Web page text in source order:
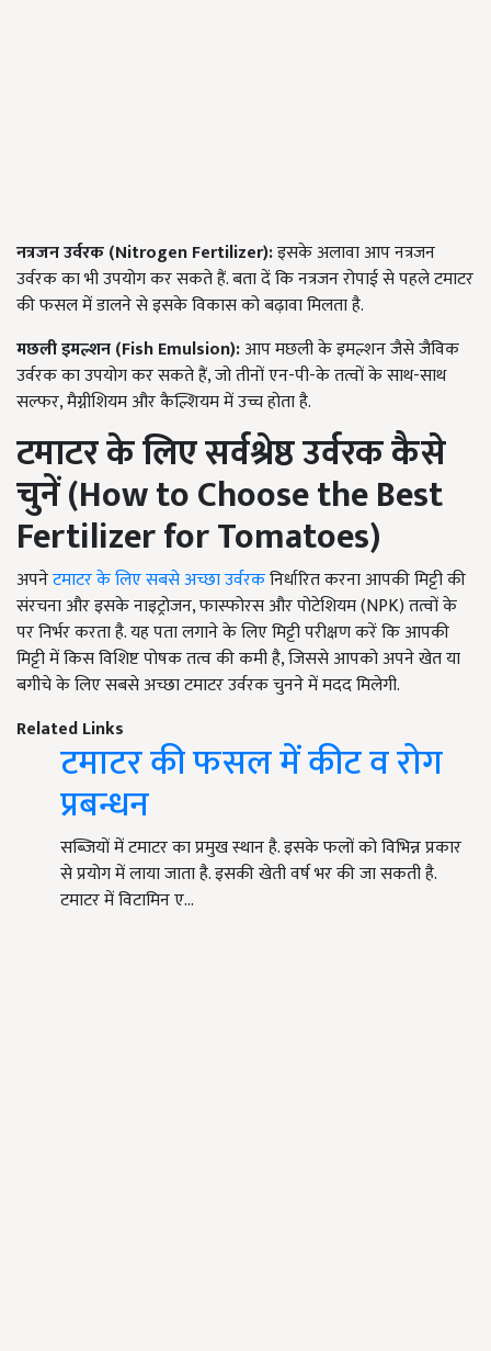
नत्रजन उर्वरक (Nitrogen Fertilizer):इसके अलावा आप नत्रजन
उर्वरक का भी उपयोग कर सकते हैं. बता दें कि नत्रजन रोपाई से पहले टमाटर
की फसल में डालने से इसके विकास को बढ़ावा मिलता है.
मछली इमल्शन (Fish Emulsion):आप मछली के इमल्शन जैसे जैविक
उर्वरक का उपयोग कर सकते हैं, जो तीनों एन-पी-के तत्वों के साथ-साथ
सल्फर, मैग्नीशियम और कैल्शियम में उच्च होता है.
टमाटर के लिए सर्वश्रेष्ठ उर्वरक कैसे
चुनें (How to Choose the Best
Fertilizer for Tomatoes)
अपनेटमाटर के लिए सबसे अच्छा उर्वरकनिर्धारित करना आपकी मिट्टी की
संरचना और इसके नाइट्रोजन, फास्फोरस और पोटेशियम (NPK) तत्वों के
पर निर्भर करता है. यह पता लगाने के लिए मिट्टी परीक्षण करें कि आपकी
मिट्टी में किस विशिष्ट पोषक तत्व की कमी है, जिससे आपको अपने खेत या
बगीचे के लिए सबसे अच्छा टमाटर उर्वरक चुनने में मदद मिलेगी.
Related Links
टमाटर की फसल में कीट व रोग
प्रबन्धन
सब्जियों में टमाटर का प्रमुख स्थान है. इसके फलों को विभिन्न प्रकार
से प्रयोग में लाया जाता है. इसकी खेती वर्ष भर की जा सकती है.
टमाटर में विटामिन ए…